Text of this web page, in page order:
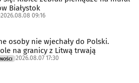
Białystok
2026.08.08 09:16
osoby nie wjechały do Polski.
na granicy z Litwą trwają
2026.08.07 17:30